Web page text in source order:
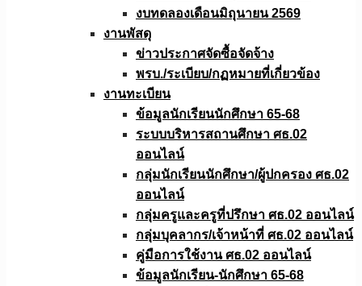
งบทดลองเดือนมิถุนายน 2569
งานพัสดุ
ข่าวประกาศจัดซื้อจัดจ้าง
พรบ./ระเบียบ/กฏหมายที่เกี่ยวข้อง
งานทะเบียน
ข้อมูลนักเรียนนักศึกษา 65-68
ระบบบริหารสถานศึกษา ศธ.02
ออนไลน์
กลุ่มนักเรียนนักศึกษา/ผู้ปกครอง ศธ.02
ออนไลน์
กลุ่มครูและครูที่ปรึกษา ศธ.02 ออนไลน์
กลุ่มบุคลากร/เจ้าหน้าที่ ศธ.02 ออนไลน์
คู่มือการใช้งาน ศธ.02 ออนไลน์
ข้อมูลนักเรียน-นักศึกษา 65-68